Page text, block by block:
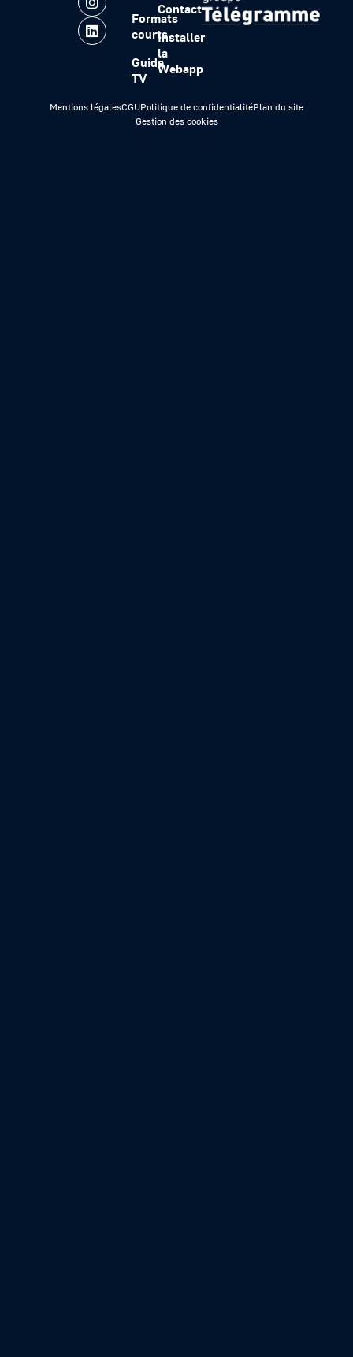
Formats
courts
Guide
TV
Contact
Installer
la
Webapp
Mentions légalesCGUPolitique de confidentialitéPlan du site
Gestion des cookies